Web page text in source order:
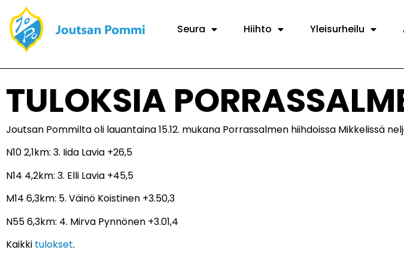
Seura Hiihto Yleisurheilu
TULOKSIA
Joutsan Pommilta oli lauantaina 15.12. mukana Porrassalmen hiihdoissa Mikkelissä
N10 2,1km: 3. Iida Lavia +26,5
N14 4,2km: 3. Elli Lavia +45,5
M14 6,3km: 5. Väinö Koistinen +3.50,3
N55 6,3km: 4. Mirva Pynnönen +3.01,4
Kaikki tulokset.